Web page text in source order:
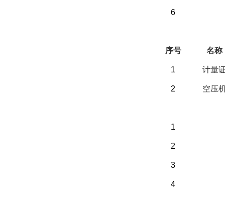
6
序号 名称
1 计量
2 空压
1
2
3
4